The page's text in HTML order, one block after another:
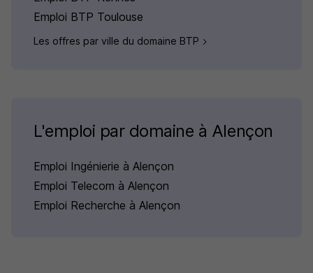
Emploi BTP Toulouse
Les offres par ville du domaine BTP
L'emploi par domaine à Alençon
Emploi Ingénierie à Alençon
Emploi Telecom à Alençon
Emploi Recherche à Alençon